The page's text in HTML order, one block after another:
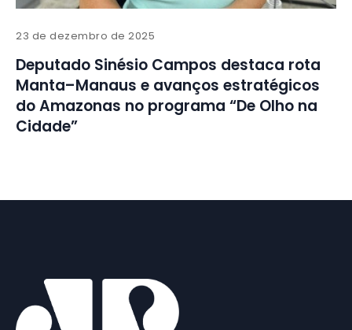
23 de dezembro de 2025
Deputado Sinésio Campos destaca rota
Manta–Manaus e avanços estratégicos
do Amazonas no programa “De Olho na
Cidade”